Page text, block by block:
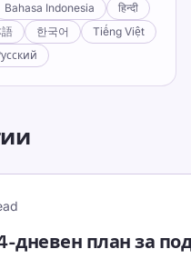
Bahasa Indonesia
हिन्दी
語 한국어
Tiếng Việt
дневен план за